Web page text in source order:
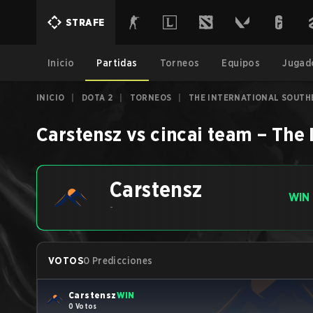
STRAFE
Inicio Partidas Torneos Equipos
INICIO DOTA 2 TORNEOS THE INTERNATIONAL
Carstensz vs cincai team – The
Carstensz
-
WIN
VOTOS0 Predicciones
CarstenszWIN
0 Votos